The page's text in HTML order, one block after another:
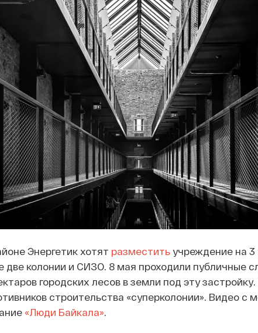
Энергетик хотят разместитьучреждение на 3
колонии и СИЗО. 8 мая проходили публичные
городских лесов в земли под эту
строительства «суперколонии». Видео с
«Люди Байкала».